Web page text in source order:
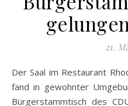
21.
Der Saal im Restaurant Rhodos war wieder gut gefüllt! So
fand in gewohnter
Bürgerstammtisch des